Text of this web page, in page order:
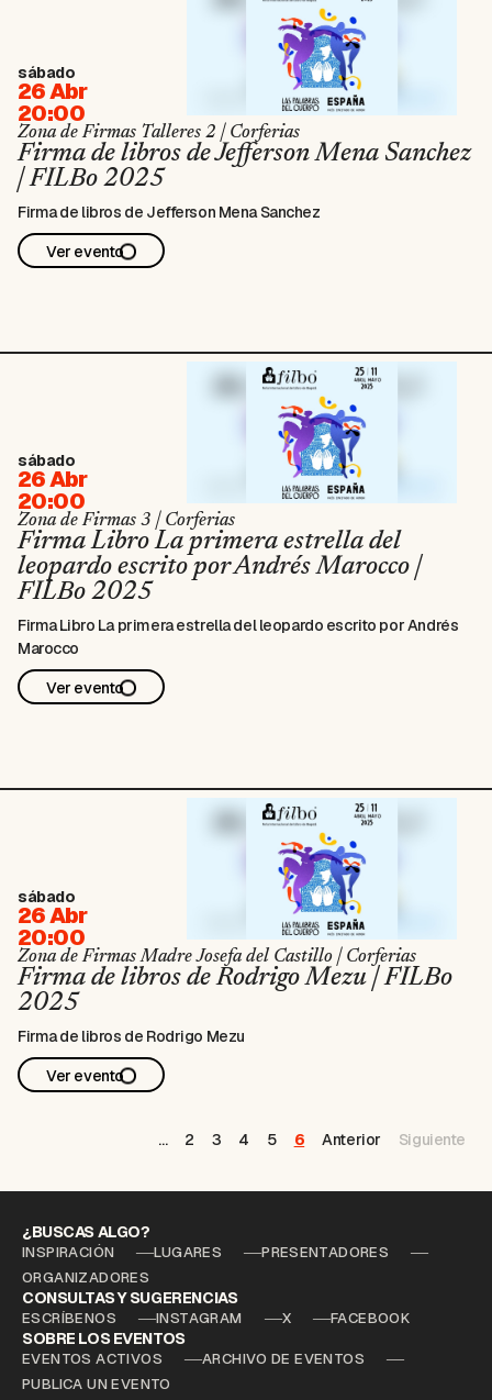
sábado
26 Abr
20:00
Zona de Firmas Talleres 2 | Corferias
Firma de libros de Jefferson Mena Sanchez
| FILBo 2025
Firma de libros de Jefferson Mena Sanchez
Ver evento
sábado
26 Abr
20:00
Zona de Firmas 3 | Corferias
Firma Libro La primera estrella del
leopardo escrito por Andrés Marocco |
FILBo 2025
Firma Libro La primera estrella del leopardo escrito por Andrés
Marocco
Ver evento
sábado
26 Abr
20:00
Zona de Firmas Madre Josefa del Castillo | Corferias
Firma de libros de Rodrigo Mezu | FILBo
2025
Firma de libros de Rodrigo Mezu
Ver evento
… 2 3 4 5 6 Anterior Siguiente
¿BUSCAS ALGO?
INSPIRACIÓN LUGARES
PRESENTADORES
ORGANIZADORES
CONSULTAS Y SUGERENCIAS
ESCRÍBENOS INSTAGRAM X FACEBOOK
SOBRE LOS EVENTOS
EVENTOS ACTIVOS
ARCHIVO DE EVENTOS
PUBLICA UN EVENTO